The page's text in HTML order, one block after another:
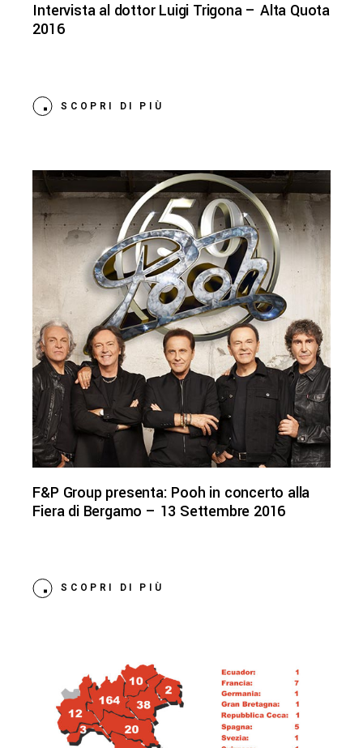
Intervista al dottor Luigi Trigona – Alta Quota
2016
SCOPRI DI PIÙ
F&P Group presenta: Pooh in concerto alla
Fiera di Bergamo – 13 Settembre 2016
SCOPRI DI PIÙ